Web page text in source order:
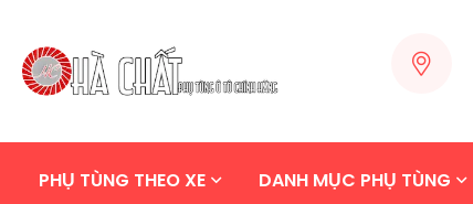
PHỤ TÙNG THEO XE DANH MỤC PHỤ TÙNG